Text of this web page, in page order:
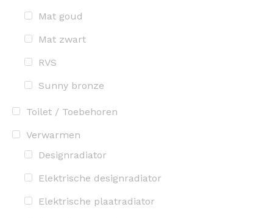
Mat goud
Mat zwart
RVS
Sunny bronze
Toilet / Toebehoren
Verwarmen
Designradiator
Elektrische designradiator
Elektrische plaatradiator